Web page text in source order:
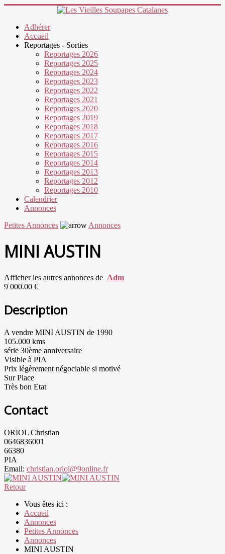
Adhérer
Accueil
Reportages - Sorties
Reportages 2026
Reportages 2025
Reportages 2024
Reportages 2023
Reportages 2022
Reportages 2021
Reportages 2020
Reportages 2019
Reportages 2018
Reportages 2017
Reportages 2016
Reportages 2015
Reportages 2014
Reportages 2013
Reportages 2012
Reportages 2010
Calendrier
Annonces
Petites Annonces
Annonces
MINI AUSTIN
Afficher les autres annonces de Adm
9 000.00 €
Description
A vendre MINI AUSTIN de 1990
105.000 kms
série 30ème anniversaire
Visible à PIA
Prix légèrement négociable si motivé
Sur Place
Très bon Etat
Contact
ORIOL Christian
0646836001
66380
PIA
Email: christian.oriol@9online.fr
Retour
Vous êtes ici :
Accueil
Annonces
Petites Annonces
Annonces
MINI AUSTIN
précédente
précédent
suivante
suivant